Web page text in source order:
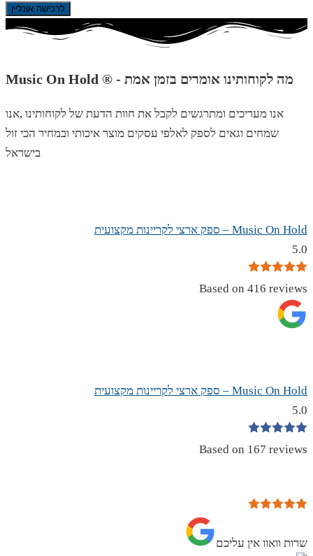
לרכישה אונליין
Music On Hold ® - מה לקוחותינו אומרים בזמן אמת
אנו מעריכים ומתרגשים לקבל את חוות הדעת של לקוחותינו ,אנו
שמחים וגאים לספק לאלפי עסקים מוצר איכותי ובמחיר הכי זול
בישראל
Music On Hold – ספק ארצי לקריינות מקצועית
5.0
Based on 416 reviews
Music On Hold – ספק ארצי לקריינות מקצועית
5.0
Based on 167 reviews
שרות וואוו אין עליכם